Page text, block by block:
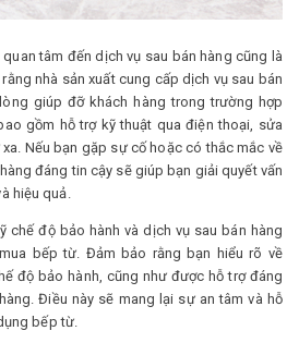
tâm đến dịch vụ sau bán hàng cũng là
nhà sản xuất cung cấp dịch vụ sau bán
giúp đỡ khách hàng trong trường hợp
gồm hỗ trợ kỹ thuật qua điện thoại, sửa
Nếu bạn gặp sự cố hoặc có thắc mắc về
đáng tin cậy sẽ giúp bạn giải quyết vấn
hiệu quả.
chế độ bảo hành và dịch vụ sau bán hàng
bếp từ. Đảm bảo rằng bạn hiểu rõ về
độ bảo hành, cũng như được hỗ trợ đáng
Điều này sẽ mang lại sự an tâm và hỗ
bếp từ.